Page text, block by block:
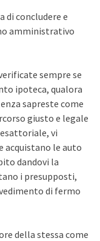
di concludere e
amministrativo
sempre se
ipoteca, qualora
sapreste come
giusto e legale
vi
acquistano le auto
dandovi la
i presupposti,
di fermo
della stessa come